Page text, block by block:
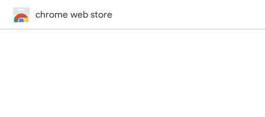
chrome web store